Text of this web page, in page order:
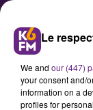
Le
We and our (447)
your consent and/
information on a
profiles for